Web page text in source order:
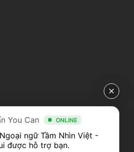
You Can ONLINE
ngữ Tầm Nhìn Việt -
được hỗ trợ bạn.